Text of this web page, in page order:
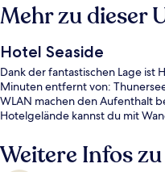
Mehr zu dieser
Hotel Seaside
Dank der fantastischen Lage ist
Minuten entfernt von:
WLAN machen den Aufenthalt
Hotelgelände kannst du mit
Weitere Infos